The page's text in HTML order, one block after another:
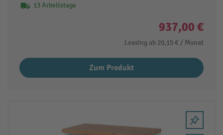
13 Arbeitstage
937,00 €
Leasing ab 20,15 € / Monat
Zum Produkt